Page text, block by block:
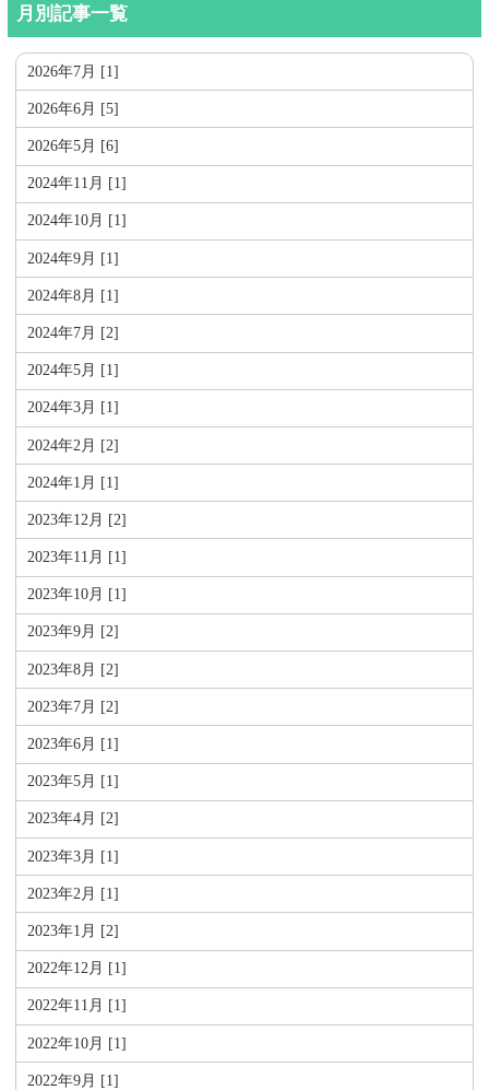
月別記事一覧
2026年7月 [1]
2026年6月 [5]
2026年5月 [6]
2024年11月 [1]
2024年10月 [1]
2024年9月 [1]
2024年8月 [1]
2024年7月 [2]
2024年5月 [1]
2024年3月 [1]
2024年2月 [2]
2024年1月 [1]
2023年12月 [2]
2023年11月 [1]
2023年10月 [1]
2023年9月 [2]
2023年8月 [2]
2023年7月 [2]
2023年6月 [1]
2023年5月 [1]
2023年4月 [2]
2023年3月 [1]
2023年2月 [1]
2023年1月 [2]
2022年12月 [1]
2022年11月 [1]
2022年10月 [1]
2022年9月 [1]